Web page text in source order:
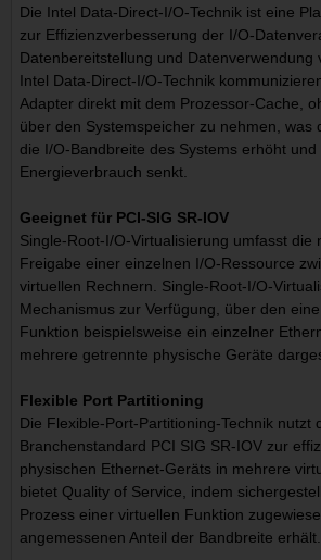
Die Intel Data-Direct-I/O-Technik ist eine
zur Effizienzverbesserung der I/O-
Datenbereitstellung und Datenverwendung
Intel Data-Direct-I/O-Technik
Adapter direkt mit dem Prozessor-Cache,
über den Systemspeicher zu nehmen, was
die I/O-Bandbreite des Systems erhöht und
Energieverbrauch senkt.
Geeignet für PCI-SIG SR-IOV
Single-Root-I/O-Virtualisierung umfasst die
Freigabe einer einzelnen I/O-Ressource
virtuellen Rechnern. Single-Root-I/O-
Mechanismus zur Verfügung, über den
Funktion beispielsweise ein einzelner
mehrere getrennte physische Geräte
Flexible Port Partitioning
Die Flexible-Port-Partitioning-Technik nutzt
Branchenstandard PCI SIG SR-IOV zur
physischen Ethernet-Geräts in mehrere
bietet Quality of Service, indem
Prozess einer virtuellen Funktion
angemessenen Anteil der Bandbreite erhält.